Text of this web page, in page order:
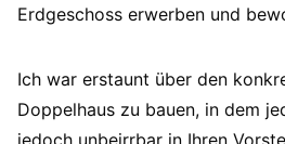
Erdgeschoss erwerben und
Ich war erstaunt über den
Doppelhaus zu bauen, in dem